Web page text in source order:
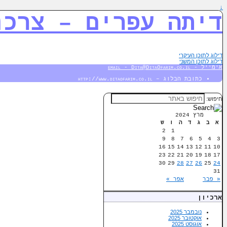
↓
דיתה עפרים –
דילוג לתוכן העיקרי
דילוג לתוכן המשני
אימייל - email - Dita@DitaOfarim.co.il
כתובת הבלוג – http://www.ditaofarim.co.il
חיפוש:
מרץ 2024
א
ב ג ד ה ש
« פבר אפר »
1
2
3
4
5
6
7
8
9
10
11
12
13
14
15
16
17
18
19
20
21
22
23
24
25
26
27
28
29
30
31
ארכיון
נובמבר 2025
אוקטובר 2025
אוגוסט 2025